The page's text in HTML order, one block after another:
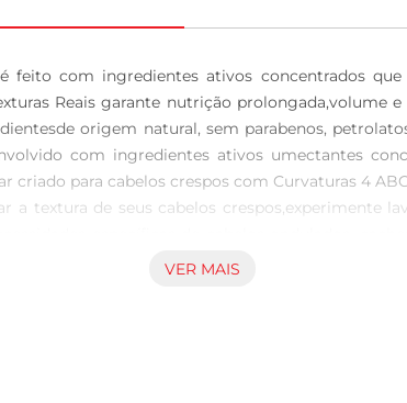
feito com ingredientes ativos concentrados
Reais garante nutrição prolongada,volume
origem natural, sem parabenos,
com ingredientes ativos umectantes
criado para cabelos crespos com Curvaturas 4
a textura de seus cabelos crespos,experimente
suas texturas reais. O Creme para
o produto do meio às pontas depois da
seus cabelos  Shampoo Dove Texturas Reais
VER MAIS